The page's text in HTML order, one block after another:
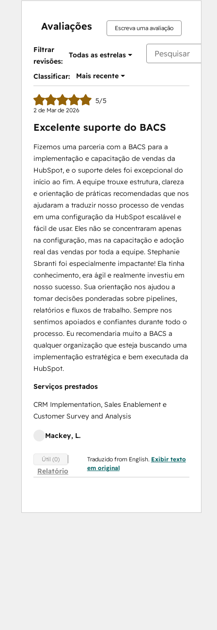
Avaliações Escreva uma avaliação
Filtrar
revisões:
Todas as estrelas
Classificar: Mais recente
5/5
2 de Mar de 2026
Excelente suporte do BACS
Fizemos uma parceria com a BACS para a
implementação e capacitação de vendas da
HubSpot, e o suporte deles foi excepcional do
início ao fim. A equipe trouxe estrutura, clareza
e orientação de práticas recomendadas que nos
ajudaram a traduzir nosso processo de vendas
em uma configuração da HubSpot escalável e
fácil de usar. Eles não se concentraram apenas
na configuração, mas na capacitação e adoção
real das vendas por toda a equipe. Stephanie
Sbranti foi especialmente impactante! Ela tinha
conhecimento, era ágil e realmente investiu em
nosso sucesso. Sua orientação nos ajudou a
tomar decisões ponderadas sobre pipelines,
relatórios e fluxos de trabalho. Sempre nos
sentimos apoiados e confiantes durante todo o
processo. Eu recomendaria muito a BACS a
qualquer organização que esteja buscando uma
implementação estratégica e bem executada da
HubSpot.
Serviços prestados
CRM Implementation, Sales Enablement e
Customer Survey and Analysis
Mackey, L.
Útil (0)
Relatório
Traduzido from English. Exibir texto
em original